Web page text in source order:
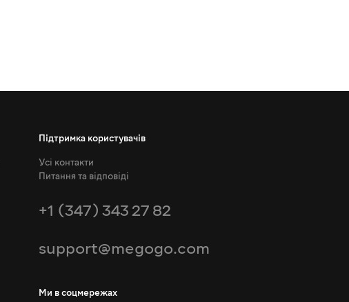
Підтримка користувачів
Усі контакти
Питання та відповіді
+1 (347) 343 27 82
support@megogo.com
Ми в соцмережах